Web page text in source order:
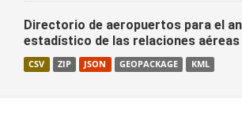
Directorio de aeropuertos para el
estadístico de las relaciones aéreas
CSV ZIP JSON GEOPACKAGE KML